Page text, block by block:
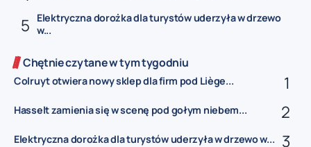
Elektryczna dorożka dla turystów uderzyła w drzewo
w...
Chętnie czytane w tym tygodniu
Colruyt otwiera nowy sklep dla firm pod Liège...
Hasselt zamienia się w scenę pod gołym niebem...
Elektryczna dorożka dla turystów uderzyła w drzewo w...